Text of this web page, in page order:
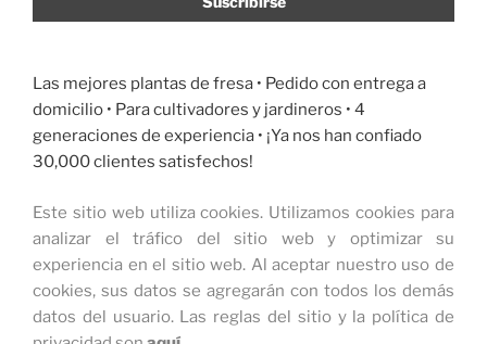
Las mejores plantas de fresa • Pedido con entrega a
domicilio • Para cultivadores y jardineros • 4
generaciones de experiencia • ¡Ya nos han confiado
30,000 clientes satisfechos!
Este sitio web utiliza cookies. Utilizamos cookies para
analizar el tráfico del sitio web y optimizar su
experiencia en el sitio web. Al aceptar nuestro uso de
cookies, sus datos se agregarán con todos los demás
datos del usuario. Las reglas del sitio y la política de